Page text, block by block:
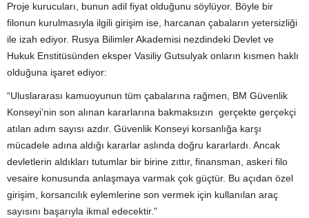
Proje kurucuları, bunun adil fiyat olduğunu söylüyor. Böyle bir
filonun kurulmasıyla ilgili girişim ise, harcanan çabaların yetersizliği
ile izah ediyor. Rusya Bilimler Akademisi nezdindeki Devlet ve
Hukuk Enstitüsünden eksper Vasiliy Gutsulyak onların kısmen haklı
olduğuna işaret ediyor:
“Uluslararası kamuoyunun tüm çabalarına rağmen, BM Güvenlik
Konseyi’nin son alınan kararlarına bakmaksızın gerçekte gerçekçi
atılan adım sayısı azdır. Güvenlik Konseyi korsanlığa karşı
mücadele adına aldığı kararlar aslında doğru kararlardı. Ancak
devletlerin aldıkları tutumlar bir birine zıttır, finansman, askeri filo
vesaire konusunda anlaşmaya varmak çok güçtür. Bu açıdan özel
girişim, korsancılık eylemlerine son vermek için kullanılan araç
sayısını başarıyla ikmal edecektir.”